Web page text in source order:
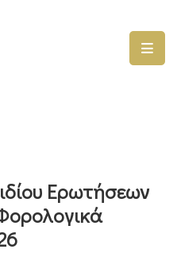
Ερωτήσεων